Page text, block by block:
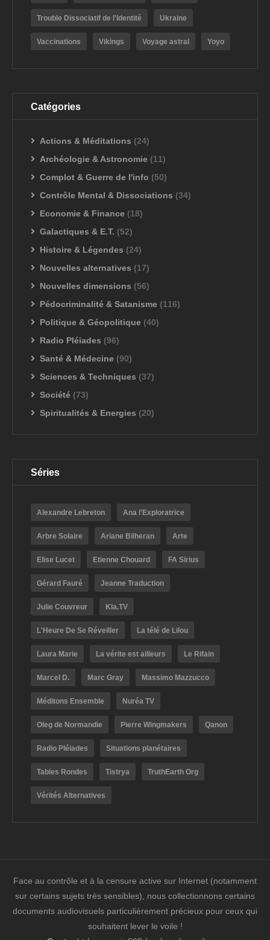
Trouble Dissociatif de l'Identité Ukraine
Vaccinations Vikings Voyage astral Yoyo
Catégories
Actions & Méditations (24)
Archéologie & Astronomie (11)
Complot & Guerre de l'info (50)
Contrôle Mental & Dissociations (34)
Economie & Finance (18)
Galactiques & E.T. (52)
Histoire & Légendes (24)
Nouvelles alternatives (17)
Nouvelles dimensions (56)
Pédocriminalité & Satanisme (116)
Politique & Géopolitique (40)
Radio Pléiades (96)
Santé & Médecine (90)
Sciences & Techniques (37)
Société (73)
Spiritualités & Energies (20)
Séries
Alexandre Lebreton Ana l'Exploratrice
Arbre Solaire Ariane Bilheran Arte
Elise Lucet Etienne Chouard FA Sirius
Gérard Fauré Jeanne Traduction
Julie Couvreur Kla.TV
L'Heure De Se Réveiller La télé de Lilou
Laura Marie La vérite est ailleurs Le Rifain
Marcel D. Marc Gray Massimo Mazzucco
Méditons Ensemble Nuréa TV
Oleg de Normandie Pierre Wingmakers Qanon
Radio Pléiades Situations planétaires
Tables Rondes Tistrya TruthEarth Org
Vérités Alternatives
Face au contrôle et à la censure active sur Internet (notamment
sur certains sujets très sensibles), nous collectionnons certains
documents audiovisuels particulièrement précieux pour ceux qui
souhaitent lever le voile !